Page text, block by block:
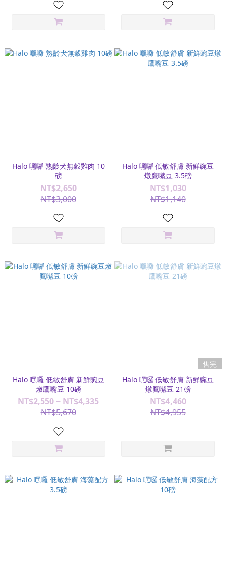
Halo 嘿囉 熟齡犬無穀雞肉 10
磅
NT$2,650
NT$3,000
Halo 嘿囉 低敏舒膚 新鮮豌豆
燉鷹嘴豆 3.5磅
NT$1,030
NT$1,140
Halo 嘿囉 低敏舒膚 新鮮豌豆
燉鷹嘴豆 10磅
NT$2,550 ~ NT$4,335
NT$5,670
售完
Halo 嘿囉 低敏舒膚 新鮮豌豆
燉鷹嘴豆 21磅
NT$4,460
NT$4,955